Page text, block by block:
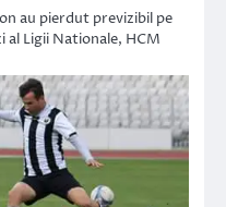
au pierdut previzibil pe
al Ligii Nationale, HCM